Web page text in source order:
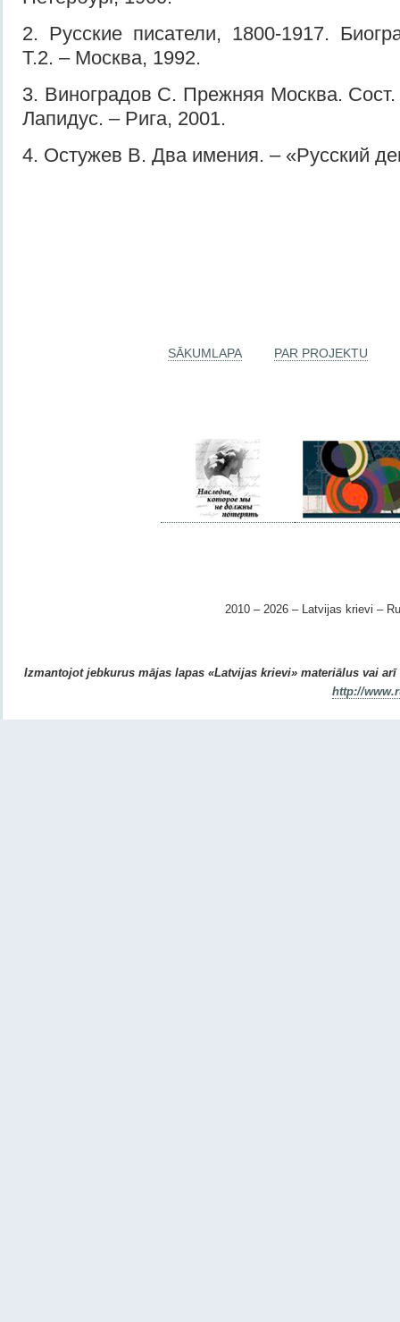
2. Русские писатели, 1800-1917.
Т.2. – Москва, 1992.
3. Виноградов С. Прежняя Москва.
Лапидус. – Рига, 2001.
4. Остужев В. Два имения. – «Русский
SĀKUMLAPA PAR PROJEKTU
2010 – 2026 – Latvijas krievi –
Izmantojot jebkurus mājas lapas «Latvijas krievi» materiālus vai
http://